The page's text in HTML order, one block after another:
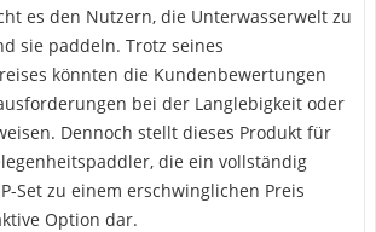
es den Nutzern, die Unterwasserwelt zu
sie paddeln. Trotz seines
könnten die Kundenbewertungen
bei der Langlebigkeit oder
Dennoch stellt dieses Produkt für
die ein vollständig
Set zu einem erschwinglichen Preis
Option dar.